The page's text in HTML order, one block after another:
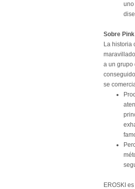
uno
Sobre
La historia
a un grupo
se
EROSKI